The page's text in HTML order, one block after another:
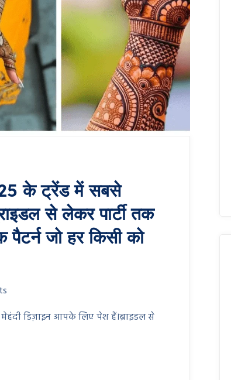
के ट्रेंड में सबसे
से लेकर पार्टी तक
जो हर किसी को
डिज़ाइन आपके लिए पेश हैं।ब्राइडल से